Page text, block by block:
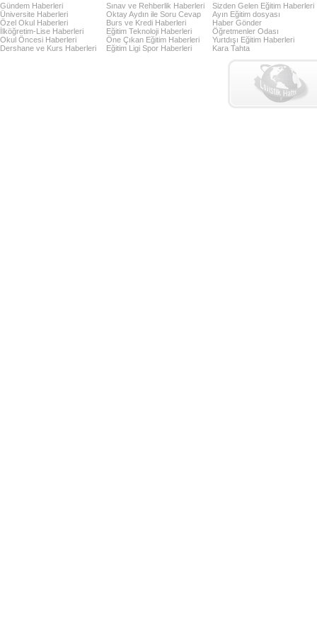
Gündem Haberleri
Üniversite Haberleri
Özel Okul Haberleri
İlköğretim-Lise Haberleri
Okul Öncesi Haberleri
Dershane ve Kurs Haberleri
Sınav ve Rehberlik Haberleri
Oktay Aydın ile Soru Cevap
Burs ve Kredi Haberleri
Eğitim Teknoloji Haberleri
Öne Çıkan Eğitim Haberleri
Eğitim Ligi Spor Haberleri
Sizden Gelen Eğitim Haberleri
Ayın Eğitim dosyası
Haber Gönder
Öğretmenler Odası
Yurtdışı Eğitim Haberleri
Kara Tahta